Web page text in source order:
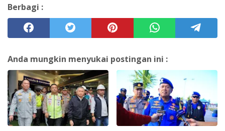
Berbagi :
Anda mungkin menyukai postingan ini :